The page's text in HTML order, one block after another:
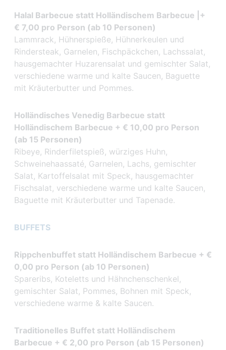
Halal Barbecue statt Holländischem Barbecue |+
€ 7,00 pro Person (ab 10 Personen)
Lammrack, Hühnerspieße, Hühnerkeulen und
Rindersteak, Garnelen, Fischpäckchen, Lachssalat,
hausgemachter Huzarensalat und gemischter Salat,
verschiedene warme und kalte Saucen, Baguette
mit Kräuterbutter und Pommes.
Holländisches Venedig Barbecue statt
Holländischem Barbecue + € 10,00 pro Person
(ab 15 Personen)
Ribeye, Rinderfiletspieß, würziges Huhn,
Schweinehaassaté, Garnelen, Lachs, gemischter
Salat, Kartoffelsalat mit Speck, hausgemachter
Fischsalat, verschiedene warme und kalte Saucen,
Baguette mit Kräuterbutter und Tapenade.
BUFFETS
Rippchenbuffet statt Holländischem Barbecue + €
0,00 pro Person (ab 10 Personen)
Spareribs, Koteletts und Hähnchenschenkel,
gemischter Salat, Pommes, Bohnen mit Speck,
verschiedene warme & kalte Saucen.
Traditionelles Buffet statt Holländischem
Barbecue + € 2,00 pro Person (ab 15 Personen)